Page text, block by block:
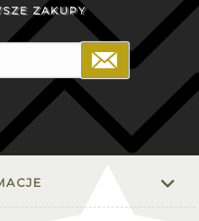
ZAKUPY